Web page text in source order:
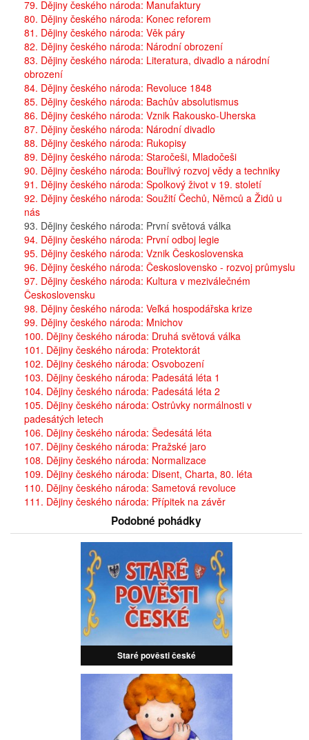
79. Dějiny českého národa: Manufaktury
80. Dějiny českého národa: Konec reforem
81. Dějiny českého národa: Věk páry
82. Dějiny českého národa: Národní obrození
83. Dějiny českého národa: Literatura, divadlo a národní
obrození
84. Dějiny českého národa: Revoluce 1848
85. Dějiny českého národa: Bachův absolutismus
86. Dějiny českého národa: Vznik Rakousko-Uherska
87. Dějiny českého národa: Národní divadlo
88. Dějiny českého národa: Rukopisy
89. Dějiny českého národa: Staročeši, Mladočeši
90. Dějiny českého národa: Bouřlivý rozvoj vědy a techniky
91. Dějiny českého národa: Spolkový život v 19. století
92. Dějiny českého národa: Soužití Čechů, Němců a Židů u
nás
93. Dějiny českého národa: První světová válka
94. Dějiny českého národa: První odboj legie
95. Dějiny českého národa: Vznik Československa
96. Dějiny českého národa: Československo - rozvoj průmyslu
97. Dějiny českého národa: Kultura v meziválečném
Československu
98. Dějiny českého národa: Veľká hospodářska krize
99. Dějiny českého národa: Mnichov
100. Dějiny českého národa: Druhá světová válka
101. Dějiny českého národa: Protektorát
102. Dějiny českého národa: Osvobození
103. Dějiny českého národa: Padesátá léta 1
104. Dějiny českého národa: Padesátá léta 2
105. Dějiny českého národa: Ostrůvky normálnosti v
padesátých letech
106. Dějiny českého národa: Šedesátá léta
107. Dějiny českého národa: Pražské jaro
108. Dějiny českého národa: Normalizace
109. Dějiny českého národa: Disent, Charta, 80. léta
110. Dějiny českého národa: Sametová revoluce
111. Dějiny českého národa: Přípitek na závěr
Podobné pohádky
Staré pověsti české